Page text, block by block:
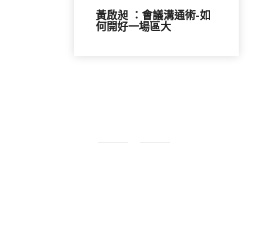
黃啟昶 ：會議溝通術-如
何開好一場區大